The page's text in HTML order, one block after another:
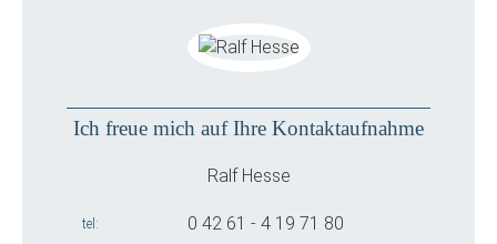
Ich freue mich auf Ihre Kontaktaufnahme
Ralf Hesse
tel 0 42 61 - 4 19 71 80